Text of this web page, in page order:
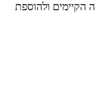
הקיימים ולהוספת